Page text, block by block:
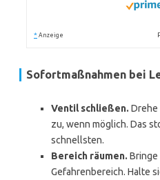
* Anzeige
Sofortmaßnahmen bei
Ventil schließen. Drehe
zu, wenn möglich. Das
schnellsten.
Bereich räumen. Bringe
Gefahrenbereich. Halte